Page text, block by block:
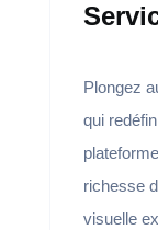
Plongez
qui
richesse
visuelle